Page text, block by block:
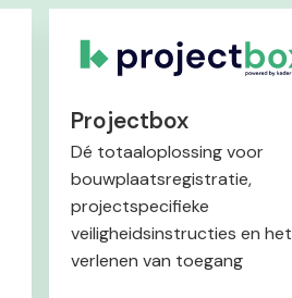
Projectbox
Dé totaaloplossing voor
bouwplaatsregistratie,
projectspecifieke
veiligheidsinstructies en het
verlenen van toegang